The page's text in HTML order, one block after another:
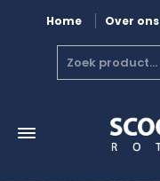
Home Over ons